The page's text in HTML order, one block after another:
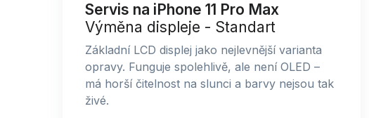
Servis na iPhone 11 Pro Max
Výměna displeje - Standart
Základní LCD displej jako nejlevnější varianta
opravy. Funguje spolehlivě, ale není OLED –
má horší čitelnost na slunci a barvy nejsou tak
živé.